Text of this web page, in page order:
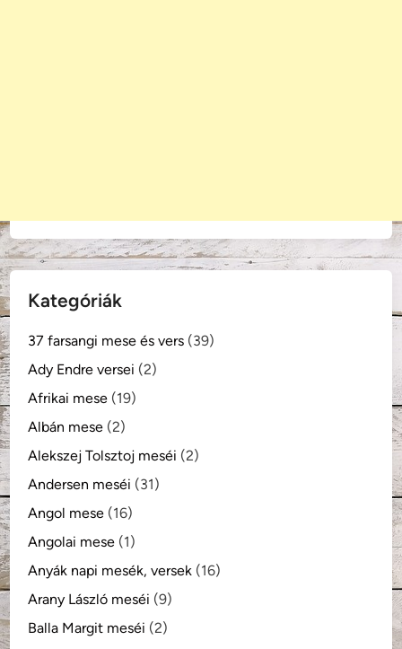
Kategóriák
37 farsangi mese és vers (39)
Ady Endre versei (2)
Afrikai mese (19)
Albán mese (2)
Alekszej Tolsztoj meséi (2)
Andersen meséi (31)
Angol mese (16)
Angolai mese (1)
Anyák napi mesék, versek (16)
Arany László meséi (9)
Balla Margit meséi (2)